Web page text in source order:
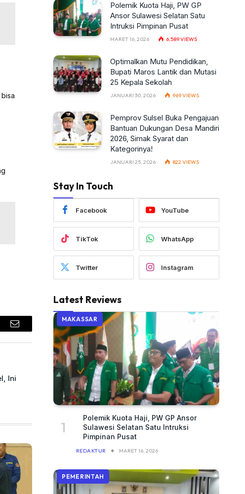
Email
Ini
Polemik Kuota Haji, PW GP
Ansor Sulawesi Selatan Satu
Intruksi Pimpinan Pusat
MARET 16, 2026 6,589VIEWS
Optimalkan Mutu Pendidikan,
Bupati Maros Lantik dan Mutasi
25 Kepala Sekolah
JANUARI 30, 2026 969VIEWS
Pemprov Sulsel Buka Pengajuan
Bantuan Dukungan Desa Mandiri
2026, Simak Syarat dan
Kategorinya!
JANUARI 25, 2026 822 VIEWS
Stay In Touch
Facebook YouTube
TikTok WhatsApp
Twitter Instagram
Latest Reviews
MAKASSAR
Polemik Kuota Haji, PW GP Ansor
Sulawesi Selatan Satu Intruksi
Pimpinan Pusat
REDAKTUR MARET 16, 2026
PEMERINTAH